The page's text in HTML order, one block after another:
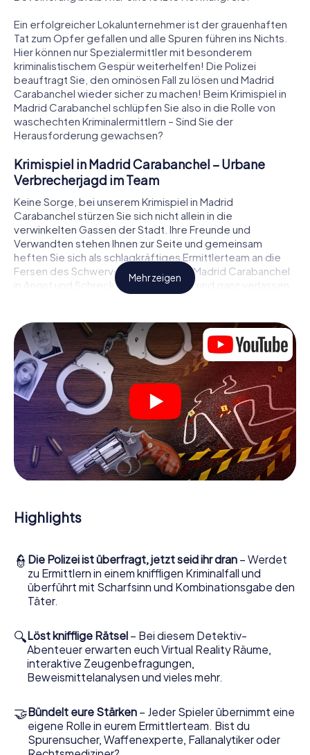
Ein erfolgreicher Lokalunternehmer ist der grauenhaften
Tat zum Opfer gefallen und alle Spuren führen ins Nichts.
Hier können nur Spezialermittler mit besonderem
kriminalistischem Gespür weiterhelfen! Die Polizei
beauftragt Sie, den ominösen Fall zu lösen und Madrid
Carabanchel wieder sicher zu machen! Beim Krimispiel in
Madrid Carabanchel schlüpfen Sie also in die Rolle von
waschechten Kriminalermittlern – Sind Sie der
Herausforderung gewachsen?
Krimispiel in Madrid Carabanchel – Urbane
Verbrecherjagd im Team
Keine Sorge, bei unserem Krimispiel in Madrid
Carabanchel stürzen Sie sich nicht allein in die
verwinkelten Gassen der Stadt. Ihre Freunde und
Verwandten stehen Ihnen zur Seite und gemeinsam
heften Sie sich als schlagkräftiges Ermittlerteam an die
Fersen des Schwerverbrechers, der Madrid Carabanchel
in Angst und Schrecken versetzt! Voll und ganz verlassen
können Sie sich dabei auf Ihr wichtigstes Ermittlerutensil,
Ihrer Spurensuche zum Tatort, zu zahlreichen
Schauplätzen in Madrid Carabanchel, die mit der Tat in
Verbindung stehen, und schließlich zum Mörder. An jedem
Ort knacken Sie knifflige Rätsel und kommen so Stück für
Stück der Lösung des Falls immer näher. Anders als bei
einem klassischen Krimi Dinner in Madrid Carabanchel
bestimmen also Sie das Geschehen, bewegen sich an der
frischen Luft und entdecken obendrein die Stadt mit ganz
neuen Augen.
Mitmachkrimi in Madrid Carabanchel - Die
interaktive Krimi Tour
Krimispiel Madrid Carabanchel aus Ihren Smartphones
Erkundung konspirativer Räumlichkeiten – dieser
Mitmachkrimi nutzt sämtliche multimedialen Fähigkeiten
Ihres Handgeräts. Das Krimispiel in Madrid Carabanchel
holt aber auch aus Ihnen und Ihren Mitstreitern verborgene
meistern die Krimi-Stadtrallye durch Madrid Carabanchel
als Kriminalist, Fallanalytiker oder Gerichtsmediziner. Sie
bekommen herausfordernde Zusatzaufgaben auf Ihre
Handys gespielt, die Ihrem jeweiligem Charakter
entsprechen und dem Schlagwort
verleihen.
Das Krimispiel in Madrid Carabanchel kann
Mehr zeigen
Highlights
👮 Die Polizei ist überfragt, jetzt seid ihr dran – Werdet
zu Ermittlern in einem kniffligen Kriminalfall und
überführt mit Scharfsinn und Kombinationsgabe den
Täter.
🔍Löst knifflige Rätsel – Bei diesem Detektiv-
Abenteuer erwarten euch Virtual Reality Räume,
interaktive Zeugenbefragungen,
Beweismittelanalysen und vieles mehr.
🤝Bündelt eure Stärken – Jeder Spieler übernimmt eine
eigene Rolle in eurem Ermittlerteam. Bist du
Spurensucher, Waffenexperte, Fallanalytiker oder